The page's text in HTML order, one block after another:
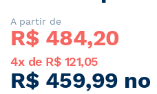
de
imagens
A partir de
R$ 484,20
4x de R$ 121,05
R$ 459,99 no